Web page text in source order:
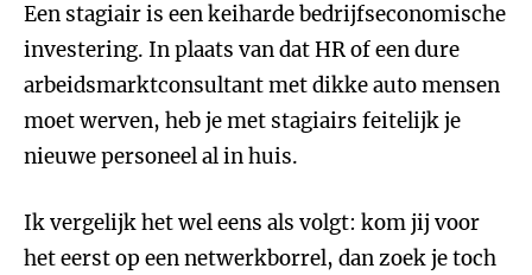
Een stagiair is een keiharde bedrijfseconomische
investering. In plaats van dat HR of een dure
arbeidsmarktconsultant met dikke auto mensen
moet werven, heb je met stagiairs feitelijk je
nieuwe personeel al in huis.
Ik vergelijk het wel eens als volgt: kom jij voor
het eerst op een netwerkborrel, dan zoek je toch